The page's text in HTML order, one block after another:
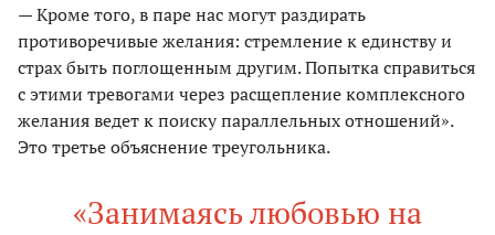
— Кроме того, в паре нас могут раздирать
противоречивые желания: стремление к единству и
страх быть поглощенным другим. Попытка справиться
с этими тревогами через расщепление комплексного
желания ведет к поиску параллельных отношений».
Это третье объяснение треугольника.
«Занимаясь любовью на